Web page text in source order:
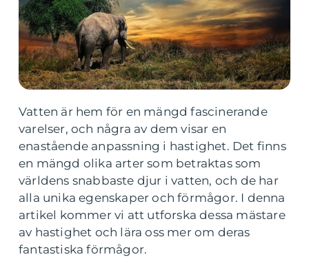
Vatten är hem för en mängd fascinerande
varelser, och några av dem visar en
enastående anpassning i hastighet. Det finns
en mängd olika arter som betraktas som
världens snabbaste djur i vatten, och de har
alla unika egenskaper och förmågor. I denna
artikel kommer vi att utforska dessa mästare
av hastighet och lära oss mer om deras
fantastiska förmågor.